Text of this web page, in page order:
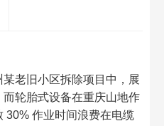
老旧小区拆除项目中，展
轮胎式设备在重庆山地作
30% 作业时间浪费在电缆